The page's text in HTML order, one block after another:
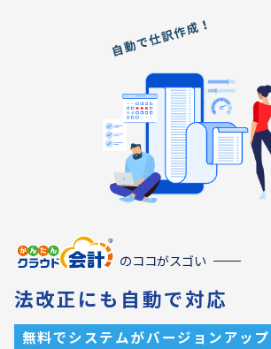
のココがスゴい
法改正にも自動で対応
無料でシステムがバージョンアッ